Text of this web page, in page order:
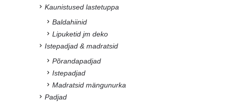
Kaunistused lastetuppa
Baldahiinid
Lipuketid jm deko
Istepadjad & madratsid
Põrandapadjad
Istepadjad
Madratsid mängunurka
Padjad